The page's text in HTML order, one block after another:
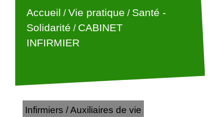
Accueil /Vie pratique / Santé -
Solidarité / CABINET
INFIRMIER
Infirmiers / Auxiliaires de vie